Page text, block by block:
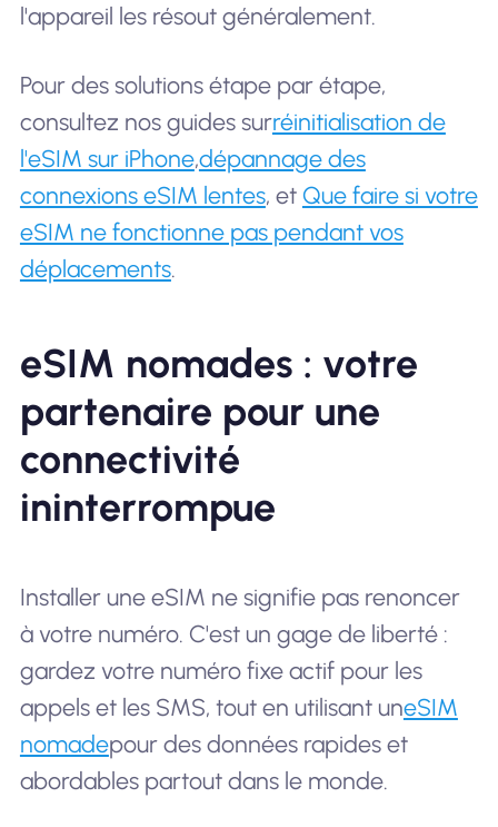
l'appareil les résout généralement.
Pour des solutions étape par étape,
consultez nos guides surréinitialisation de
l'eSIM sur iPhone,dépannage des
connexions eSIM lentes, et Que faire si votre
eSIM ne fonctionne pas pendant vos
déplacements.
eSIM nomades : votre
partenaire pour une
connectivité
ininterrompue
Installer une eSIM ne signifie pas renoncer
à votre numéro. C'est un gage de liberté :
gardez votre numéro fixe actif pour les
appels et les SMS, tout en utilisant uneSIM
nomadepour des données rapides et
abordables partout dans le monde.